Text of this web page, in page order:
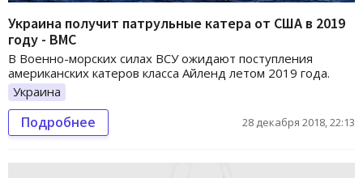
Украина получит патрульные катера от США в 2019
году - ВМС
В Военно-морских силах ВСУ ожидают поступления
американских катеров класса Айленд летом 2019 года.
Украина
Подробнее 28 декабря 2018, 22:13